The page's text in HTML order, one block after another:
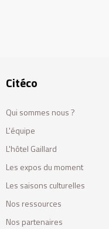
Citéco
Qui sommes nous ?
L'équipe
L'hôtel Gaillard
Les expos du moment
Les saisons culturelles
Nos ressources
Nos partenaires